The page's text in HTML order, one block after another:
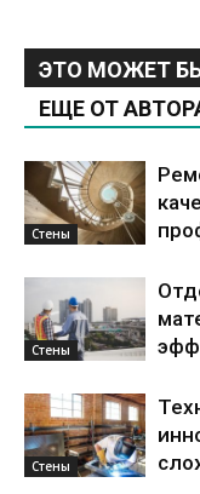
ЭТО МОЖЕТ
ЕЩЕ ОТ
Стены
Стены
Стены